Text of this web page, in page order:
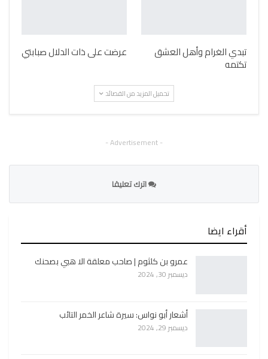
تبدي الغرام وأهل العشق
تكتمه
عرضت على ذات الدلال صبابتي
تحميل المزيد من القصائد
- Advertisement -
اترك تعليقا
أقراء ايضا
عمرو بن كلثوم | صاحب معلقة الا هبي بصحنك
ديسمبر 30, 2024
أشعار أبو نواس: سيرة شاعر الخمر التائب
ديسمبر 29, 2024